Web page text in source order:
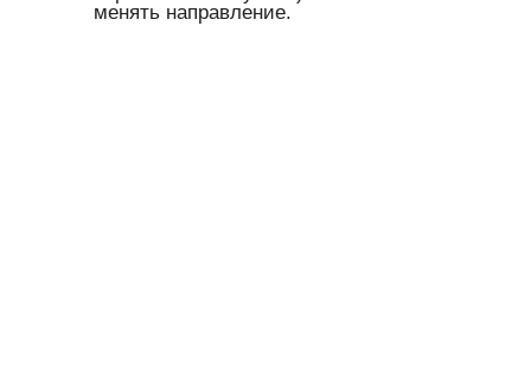
менять направление.